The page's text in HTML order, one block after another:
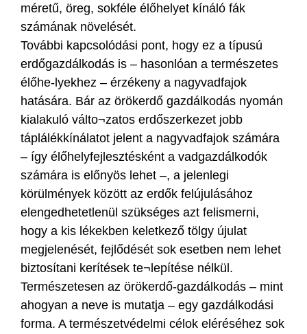
méretű, öreg, sokféle élőhelyet kínáló fák
számának növelését.
További kapcsolódási pont, hogy ez a típusú
erdőgazdálkodás is – hasonlóan a természetes
élőhe-lyekhez – érzékeny a nagyvadfajok
hatására. Bár az örökerdő gazdálkodás nyomán
kialakuló válto¬zatos erdőszerkezet jobb
táplálékkínálatot jelent a nagyvadfajok számára
– így élőhelyfejlesztésként a vadgazdálkodók
számára is előnyös lehet –, a jelenlegi
körülmények között az erdők felújulásához
elengedhetetlenül szükséges azt felismerni,
hogy a kis lékekben keletkező tölgy újulat
megjelenését, fejlődését sok esetben nem lehet
biztosítani kerítések te¬lepítése nélkül.
Természetesen az örökerdő-gazdálkodás – mint
ahogyan a neve is mutatja – egy gazdálkodási
forma. A természetvédelmi célok eléréséhez sok